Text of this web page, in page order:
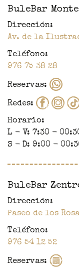
BuleBar
Dirección:
Av. de la
Teléfono:
976 75 38 28
Reservas:
Redes:
Horario:
L - V: 7:30 -
S - D: 9:00 -
BuleBar
Dirección:
Paseo de los
Teléfono:
976 54 12 52
Reservas: